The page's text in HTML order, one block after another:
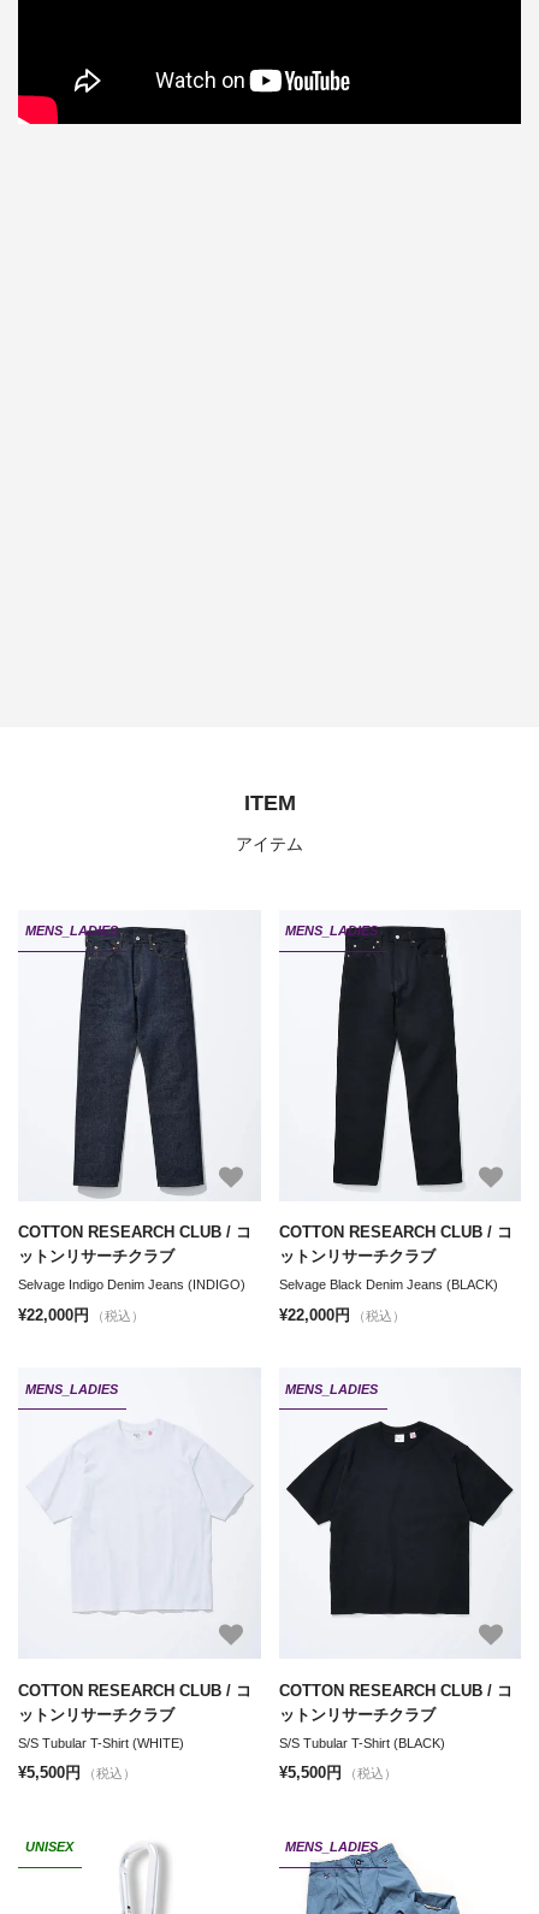
ITEM
アイテム
MENS_LADIES
COTTON RESEARCH CLUB / コ
ットンリサーチクラブ
Selvage Indigo Denim Jeans (INDIGO)
¥22,000円 （税込）
MENS_LADIES
COTTON RESEARCH CLUB / コ
ットンリサーチクラブ
Selvage Black Denim Jeans (BLACK)
¥22,000円 （税込）
MENS_LADIES
COTTON RESEARCH CLUB / コ
ットンリサーチクラブ
S/S Tubular T-Shirt (WHITE)
¥5,500円 （税込）
MENS_LADIES
COTTON RESEARCH CLUB / コ
ットンリサーチクラブ
S/S Tubular T-Shirt (BLACK)
¥5,500円 （税込）
UNISEX MENS_LADIES